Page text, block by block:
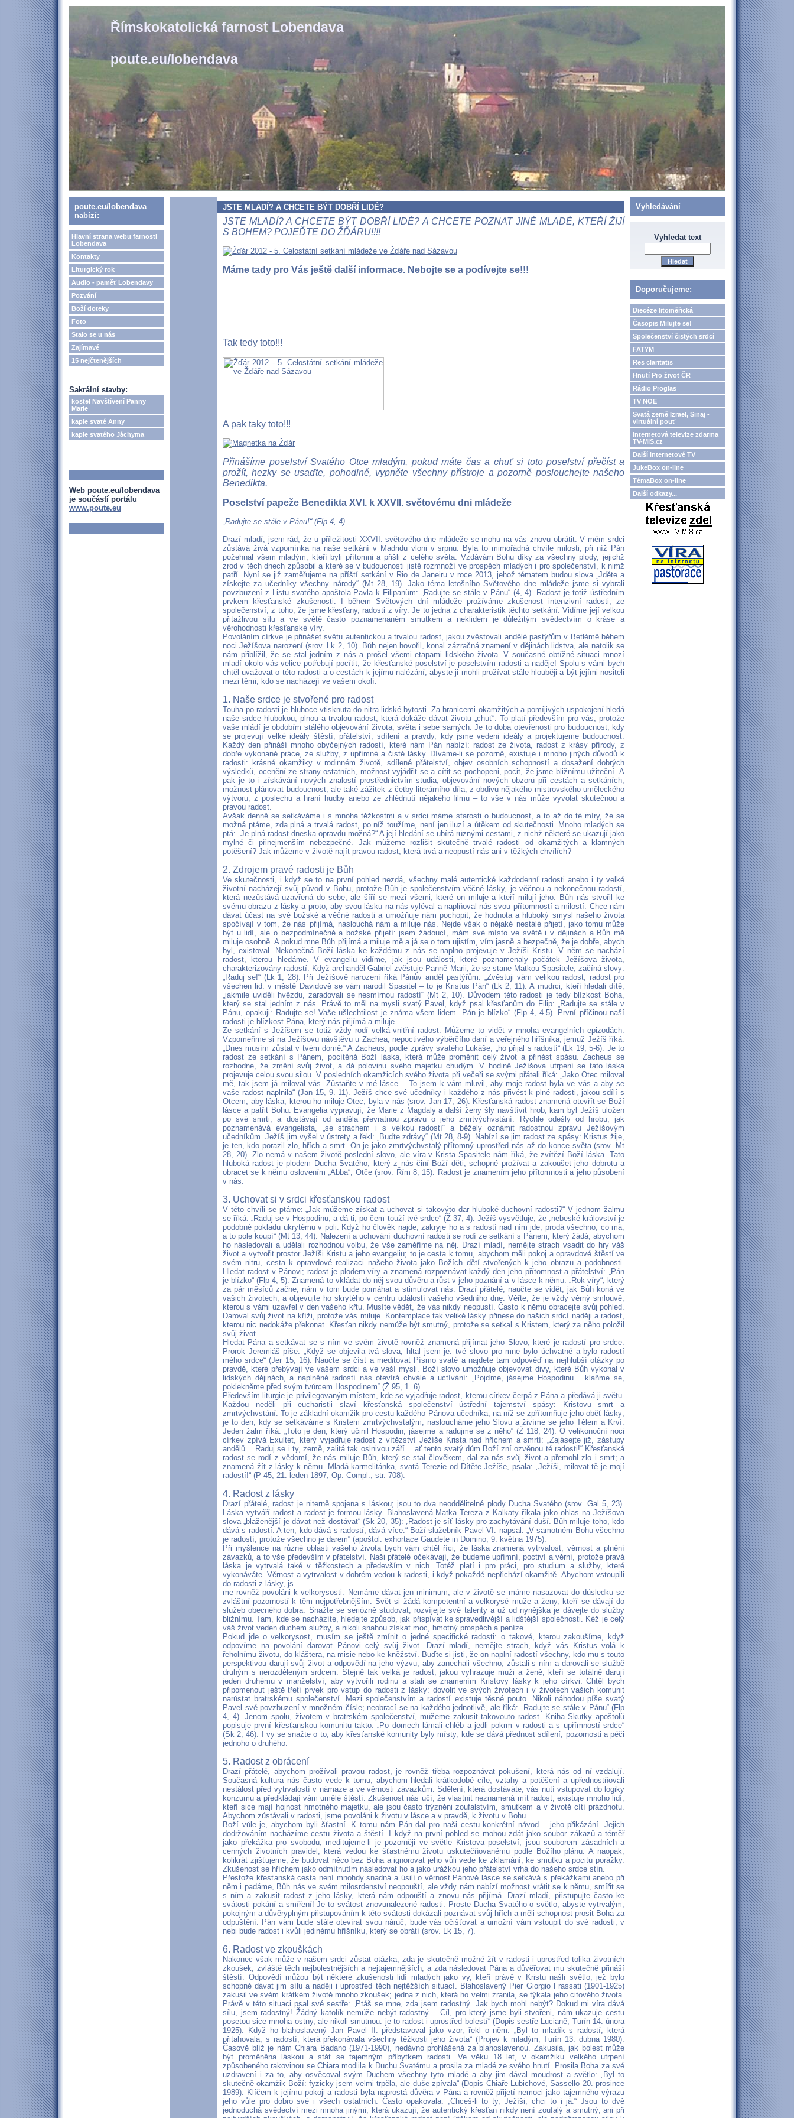
Římskokatolická farnost Lobendava
poute.eu/lobendava
poute.eu/lobendava
nabízí:
Hlavní strana webu farnosti
Lobendava
Kontakty
Liturgický rok
Audio - paměť Lobendavy
Pozvání
Boží doteky
Foto
Stalo se u nás
Zajímavé
15 nejčtenějších
Sakrální stavby:
kostel Navštívení Panny
Marie
kaple svaté Anny
kaple svatého Jáchyma
Web poute.eu/lobendava
je součástí portálu
www.poute.eu
JSTE MLADÍ? A CHCETE BÝT DOBŘÍ LIDÉ?
JSTE MLADÍ? A CHCETE BÝT DOBŘÍ LIDÉ? A CHCETE POZNAT JINÉ MLADÉ, KTEŘÍ ŽIJÍ
S BOHEM? POJEĎTE DO ŽĎÁRU!!!!
Máme tady pro Vás ještě další informace. Nebojte se a podívejte se!!!
Tak tedy toto!!!
A pak taky toto!!!
Přinášíme poselství Svatého Otce mladým, pokud máte čas a chuť si toto poselství přečíst a
prožít, hezky se usaďte, pohodlně, vypněte všechny přístroje a pozorně poslouchejte našeho
Benedikta.
Poselství papeže Benedikta XVI. k XXVII. světovému dni mládeže
„Radujte se stále v Pánu!“ (Flp 4, 4)
Drazí mladí, jsem rád, že u příležitosti XXVII. světového dne mládeže se mohu na vás znovu obrátit. V mém srdci
zůstává živá vzpomínka na naše setkání v Madridu vloni v srpnu. Byla to mimořádná chvíle milosti, při níž Pán
požehnal všem mladým, kteří byli přítomni a přišli z celého světa. Vzdávám Bohu díky za všechny plody, jejichž
zrod v těch dnech způsobil a které se v budoucnosti jistě rozmnoží ve prospěch mladých i pro společenství, k nimž
patří. Nyní se již zaměřujeme na příští setkání v Rio de Janeiru v roce 2013, jehož tématem budou slova „Jděte a
získejte za učedníky všechny národy“ (Mt 28, 19). Jako téma letošního Světového dne mládeže jsme si vybrali
povzbuzení z Listu svatého apoštola Pavla k Filipanům: „Radujte se stále v Pánu“ (4, 4). Radost je totiž ústředním
prvkem křesťanské zkušenosti. I během Světových dní mládeže prožíváme zkušenost intenzivní radosti, ze
společenství, z toho, že jsme křesťany, radosti z víry. Je to jedna z charakteristik těchto setkání. Vidíme její velkou
přitažlivou sílu a ve světě často poznamenaném smutkem a neklidem je důležitým svědectvím o kráse a
věrohodnosti křesťanské víry.
Povoláním církve je přinášet světu autentickou a trvalou radost, jakou zvěstovali andělé pastýřům v Betlémě během
noci Ježíšova narození (srov. Lk 2, 10). Bůh nejen hovořil, konal zázračná znamení v dějinách lidstva, ale natolik se
nám přiblížil, že se stal jedním z nás a prošel všemi etapami lidského života. V současné obtížné situaci mnozí
mladí okolo vás velice potřebují pocítit, že křesťanské poselství je poselstvím radosti a naděje! Spolu s vámi bych
chtěl uvažovat o této radosti a o cestách k jejímu nalézání, abyste ji mohli prožívat stále hlouběji a být jejími nositeli
mezi těmi, kdo se nacházejí ve vašem okolí.
1. Naše srdce je stvořené pro radost
Touha po radosti je hluboce vtisknuta do nitra lidské bytosti. Za hranicemi okamžitých a pomíjivých uspokojení hledá
naše srdce hlubokou, plnou a trvalou radost, která dokáže dávat životu „chuť“. To platí především pro vás, protože
vaše mládí je obdobím stálého objevování života, světa i sebe samých. Je to doba otevřenosti pro budoucnost, kdy
se projevují velké ideály štěstí, přátelství, sdílení a pravdy, kdy jsme vedeni ideály a projektujeme budoucnost.
Každý den přináší mnoho obyčejných radostí, které nám Pán nabízí: radost ze života, radost z krásy přírody, z
dobře vykonané práce, ze služby, z upřímné a čisté lásky. Díváme-li se pozorně, existuje i mnoho jiných důvodů k
radosti: krásné okamžiky v rodinném životě, sdílené přátelství, objev osobních schopností a dosažení dobrých
výsledků, ocenění ze strany ostatních, možnost vyjádřit se a cítit se pochopeni, pocit, že jsme bližnímu užiteční. A
pak je to i získávání nových znalostí prostřednictvím studia, objevování nových obzorů při cestách a setkáních,
možnost plánovat budoucnost; ale také zážitek z četby literárního díla, z obdivu nějakého mistrovského uměleckého
výtvoru, z poslechu a hraní hudby anebo ze zhlédnutí nějakého filmu – to vše v nás může vyvolat skutečnou a
pravou radost.
Avšak denně se setkáváme i s mnoha těžkostmi a v srdci máme starosti o budoucnost, a to až do té míry, že se
možná ptáme, zda plná a trvalá radost, po níž toužíme, není jen iluzí a útěkem od skutečnosti. Mnoho mladých se
ptá: „Je plná radost dneska opravdu možná?“ A její hledání se ubírá různými cestami, z nichž některé se ukazují jako
mylné či přinejmenším nebezpečné. Jak můžeme rozlišit skutečně trvalé radosti od okamžitých a klamných
potěšení? Jak můžeme v životě najít pravou radost, která trvá a neopustí nás ani v těžkých chvílích?
2. Zdrojem pravé radosti je Bůh
Ve skutečnosti, i když se to na první pohled nezdá, všechny malé autentické každodenní radosti anebo i ty velké
životní nacházejí svůj původ v Bohu, protože Bůh je společenstvím věčné lásky, je věčnou a nekonečnou radostí,
která nezůstává uzavřená do sebe, ale šíří se mezi všemi, které on miluje a kteří milují jeho. Bůh nás stvořil ke
svému obrazu z lásky a proto, aby svou lásku na nás vyléval a naplňoval nás svou přítomností a milostí. Chce nám
dávat účast na své božské a věčné radosti a umožňuje nám pochopit, že hodnota a hluboký smysl našeho života
spočívají v tom, že nás přijímá, naslouchá nám a miluje nás. Nejde však o nějaké nestálé přijetí, jako tomu může
být u lidí, ale o bezpodmínečné a božské přijetí: jsem žádoucí, mám své místo ve světě i v dějinách a Bůh mě
miluje osobně. A pokud mne Bůh přijímá a miluje mě a já se o tom ujistím, vím jasně a bezpečně, že je dobře, abych
byl, existoval. Nekonečná Boží láska ke každému z nás se naplno projevuje v Ježíši Kristu. V něm se nachází
radost, kterou hledáme. V evangeliu vidíme, jak jsou události, které poznamenaly počátek Ježíšova života,
charakterizovány radostí. Když archanděl Gabriel zvěstuje Panně Marii, že se stane Matkou Spasitele, začíná slovy:
„Raduj se!“ (Lk 1, 28). Při Ježíšově narození říká Pánův anděl pastýřům: „Zvěstuji vám velikou radost, radost pro
všechen lid: v městě Davidově se vám narodil Spasitel – to je Kristus Pán“ (Lk 2, 11). A mudrci, kteří hledali dítě,
„jakmile uviděli hvězdu, zaradovali se nesmírnou radostí“ (Mt 2, 10). Důvodem této radosti je tedy blízkost Boha,
který se stal jedním z nás. Právě to měl na mysli svatý Pavel, když psal křesťanům do Filip: „Radujte se stále v
Pánu, opakuji: Radujte se! Vaše ušlechtilost je známa všem lidem. Pán je blízko“ (Flp 4, 4-5). První příčinou naší
radosti je blízkost Pána, který nás přijímá a miluje.
Ze setkání s Ježíšem se totiž vždy rodí velká vnitřní radost. Můžeme to vidět v mnoha evangelních epizodách.
Vzpomeňme si na Ježíšovu návštěvu u Zachea, nepoctivého výběrčího daní a veřejného hříšníka, jemuž Ježíš říká:
„Dnes musím zůstat v tvém domě.“ A Zacheus, podle zprávy svatého Lukáše, „ho přijal s radostí“ (Lk 19, 5-6). Je to
radost ze setkání s Pánem, pocítěná Boží láska, která může proměnit celý život a přinést spásu. Zacheus se
rozhodne, že změní svůj život, a dá polovinu svého majetku chudým. V hodině Ježíšova utrpení se tato láska
projevuje celou svou silou. V posledních okamžicích svého života při večeři se svými přáteli říká: „Jako Otec miloval
mě, tak jsem já miloval vás. Zůstaňte v mé lásce… To jsem k vám mluvil, aby moje radost byla ve vás a aby se
vaše radost naplnila“ (Jan 15, 9. 11). Ježíš chce své učedníky i každého z nás přivést k plné radosti, jakou sdílí s
Otcem, aby láska, kterou ho miluje Otec, byla v nás (srov. Jan 17, 26). Křesťanská radost znamená otevřít se Boží
lásce a patřit Bohu. Evangelia vypravují, že Marie z Magdaly a další ženy šly navštívit hrob, kam byl Ježíš uložen
po své smrti, a dostávají od anděla převratnou zprávu o jeho zmrtvýchvstání. Rychle odešly od hrobu, jak
poznamenává evangelista, „se strachem i s velkou radostí“ a běžely oznámit radostnou zprávu Ježíšovým
učedníkům. Ježíš jim vyšel v ústrety a řekl: „Buďte zdrávy“ (Mt 28, 8-9). Nabízí se jim radost ze spásy: Kristus žije,
je ten, kdo porazil zlo, hřích a smrt. On je jako zmrtvýchvstalý přítomný uprostřed nás až do konce světa (srov. Mt
28, 20). Zlo nemá v našem životě poslední slovo, ale víra v Krista Spasitele nám říká, že zvítězí Boží láska. Tato
hluboká radost je plodem Ducha Svatého, který z nás činí Boží děti, schopné prožívat a zakoušet jeho dobrotu a
obracet se k němu oslovením „Abba“, Otče (srov. Řím 8, 15). Radost je znamením jeho přítomnosti a jeho působení
v nás.
3. Uchovat si v srdci křesťanskou radost
V této chvíli se ptáme: „Jak můžeme získat a uchovat si takovýto dar hluboké duchovní radosti?“ V jednom žalmu
se říká: „Raduj se v Hospodinu, a dá ti, po čem touží tvé srdce“ (Ž 37, 4). Ježíš vysvětluje, že „nebeské království je
podobné pokladu ukrytému v poli. Když ho člověk najde, zakryje ho a s radostí nad ním jde, prodá všechno, co má,
a to pole koupí“ (Mt 13, 44). Nalezení a uchování duchovní radosti se rodí ze setkání s Pánem, který žádá, abychom
ho následovali a udělali rozhodnou volbu, že vše zaměříme na něj. Drazí mladí, nemějte strach vsadit do hry váš
život a vytvořit prostor Ježíši Kristu a jeho evangeliu; to je cesta k tomu, abychom měli pokoj a opravdové štěstí ve
svém nitru, cesta k opravdové realizaci našeho života jako Božích dětí stvořených k jeho obrazu a podobnosti.
Hledat radost v Pánovi; radost je plodem víry a znamená rozpoznávat každý den jeho přítomnost a přátelství: „Pán
je blízko“ (Flp 4, 5). Znamená to vkládat do něj svou důvěru a růst v jeho poznání a v lásce k němu. „Rok víry“, který
za pár měsíců začne, nám v tom bude pomáhat a stimulovat nás. Drazí přátelé, naučte se vidět, jak Bůh koná ve
vašich životech, a objevujte ho skrytého v centru událostí vašeho všedního dne. Věřte, že je vždy věrný smlouvě,
kterou s vámi uzavřel v den vašeho křtu. Musíte vědět, že vás nikdy neopustí. Často k němu obracejte svůj pohled.
Daroval svůj život na kříži, protože vás miluje. Kontemplace tak veliké lásky přinese do našich srdcí naději a radost,
kterou nic nedokáže překonat. Křesťan nikdy nemůže být smutný, protože se setkal s Kristem, který za něho položil
svůj život.
Hledat Pána a setkávat se s ním ve svém životě rovněž znamená přijímat jeho Slovo, které je radostí pro srdce.
Prorok Jeremiáš píše: „Když se objevila tvá slova, hltal jsem je: tvé slovo pro mne bylo úchvatné a bylo radostí
mého srdce“ (Jer 15, 16). Naučte se číst a meditovat Písmo svaté a najdete tam odpověď na nejhlubší otázky po
pravdě, které přebývají ve vašem srdci a ve vaší mysli. Boží slovo umožňuje objevovat divy, které Bůh vykonal v
lidských dějinách, a naplněné radostí nás otevírá chvále a uctívání: „Pojďme, jásejme Hospodinu… klaňme se,
poklekněme před svým tvůrcem Hospodinem“ (Ž 95, 1. 6).
Především liturgie je privilegovaným místem, kde se vyjadřuje radost, kterou církev čerpá z Pána a předává ji světu.
Každou neděli při eucharistii slaví křesťanská společenství ústřední tajemství spásy: Kristovu smrt a
zmrtvýchvstání. To je základní okamžik pro cestu každého Pánova učedníka, na níž se zpřítomňuje jeho oběť lásky;
je to den, kdy se setkáváme s Kristem zmrtvýchvstalým, nasloucháme jeho Slovu a živíme se jeho Tělem a Krví.
Jeden žalm říká: „Toto je den, který učinil Hospodin, jásejme a radujme se z něho“ (Ž 118, 24). O velikonoční noci
církev zpívá Exultet, který vyjadřuje radost z vítězství Ježíše Krista nad hříchem a smrtí: „Zajásejte již, zástupy
andělů… Raduj se i ty, země, zalitá tak oslnivou září… ať tento svatý dům Boží zní ozvěnou té radosti!“ Křesťanská
radost se rodí z vědomí, že nás miluje Bůh, který se stal člověkem, dal za nás svůj život a přemohl zlo i smrt; a
znamená žít z lásky k němu. Mladá karmelitánka, svatá Terezie od Dítěte Ježíše, psala: „Ježíši, milovat tě je mojí
radostí!“ (P 45, 21. leden 1897, Op. Compl., str. 708).
4. Radost z lásky
Drazí přátelé, radost je niterně spojena s láskou; jsou to dva neoddělitelné plody Ducha Svatého (srov. Gal 5, 23).
Láska vytváří radost a radost je formou lásky. Blahoslavená Matka Tereza z Kalkaty říkala jako ohlas na Ježíšova
slova „blaženější je dávat než dostávat“ (Sk 20, 35): „Radost je síť lásky pro zachytávání duší. Bůh miluje toho, kdo
dává s radostí. A ten, kdo dává s radostí, dává více.“ Boží služebník Pavel VI. napsal: „V samotném Bohu všechno
je radostí, protože všechno je darem“ (apoštol. exhortace Gaudete in Domino, 9. května 1975).
Při myšlence na různé oblasti vašeho života bych vám chtěl říci, že láska znamená vytrvalost, věrnost a plnění
závazků, a to vše především v přátelství. Naši přátelé očekávají, že budeme upřímní, poctiví a věrní, protože pravá
láska je vytrvalá také v těžkostech a především v nich. Totéž platí i pro práci, pro studium a služby, které
vykonáváte. Věrnost a vytrvalost v dobrém vedou k radosti, i když pokaždé nepřichází okamžitě. Abychom vstoupili
do radosti z lásky, js
me rovněž povoláni k velkorysosti. Nemáme dávat jen minimum, ale v životě se máme nasazovat do důsledku se
zvláštní pozorností k těm nejpotřebnějším. Svět si žádá kompetentní a velkorysé muže a ženy, kteří se dávají do
služeb obecného dobra. Snažte se seriózně studovat; rozvíjejte své talenty a už od nynějška je dávejte do služby
bližnímu. Tam, kde se nacházíte, hledejte způsob, jak přispívat ke spravedlivější a lidštější společnosti. Kéž je celý
váš život veden duchem služby, a nikoli snahou získat moc, hmotný prospěch a peníze.
Pokud jde o velkorysost, musím se ještě zmínit o jedné specifické radosti: o takové, kterou zakoušíme, když
odpovíme na povolání darovat Pánovi celý svůj život. Drazí mladí, nemějte strach, když vás Kristus volá k
řeholnímu životu, do kláštera, na misie nebo ke kněžství. Buďte si jisti, že on naplní radostí všechny, kdo mu s touto
perspektivou darují svůj život a odpovědí na jeho výzvu, aby zanechali všechno, zůstali s ním a darovali se službě
druhým s nerozděleným srdcem. Stejně tak velká je radost, jakou vyhrazuje muži a ženě, kteří se totálně darují
jeden druhému v manželství, aby vytvořili rodinu a stali se znamením Kristovy lásky k jeho církvi. Chtěl bych
připomenout ještě třetí prvek pro vstup do radosti z lásky: dovolit ve svých životech i v životech vašich komunit
narůstat bratrskému společenství. Mezi společenstvím a radostí existuje těsné pouto. Nikoli náhodou píše svatý
Pavel své povzbuzení v množném čísle; neobrací se na každého jednotlivě, ale říká: „Radujte se stále v Pánu“ (Flp
4, 4). Jenom spolu, životem v bratrském společenství, můžeme zakusit takovouto radost. Kniha Skutky apoštolů
popisuje první křesťanskou komunitu takto: „Po domech lámali chléb a jedli pokrm v radosti a s upřímností srdce“
(Sk 2, 46). I vy se snažte o to, aby křesťanské komunity byly místy, kde se dává přednost sdílení, pozornosti a péči
jednoho o druhého.
5. Radost z obrácení
Drazí přátelé, abychom prožívali pravou radost, je rovněž třeba rozpoznávat pokušení, která nás od ní vzdalují.
Současná kultura nás často vede k tomu, abychom hledali krátkodobé cíle, vztahy a potěšení a upřednostňovali
nestálost před vytrvalostí v námaze a ve věrnosti závazkům. Sdělení, která dostáváte, vás nutí vstupovat do logiky
konzumu a předkládají vám umělé štěstí. Zkušenost nás učí, že vlastnit neznamená mít radost; existuje mnoho lidí,
kteří sice mají hojnost hmotného majetku, ale jsou často trýzněni zoufalstvím, smutkem a v životě cítí prázdnotu.
Abychom zůstávali v radosti, jsme povoláni k životu v lásce a v pravdě, k životu v Bohu.
Boží vůle je, abychom byli šťastní. K tomu nám Pán dal pro naši cestu konkrétní návod – jeho přikázání. Jejich
dodržováním nacházíme cestu života a štěstí. I když na první pohled se mohou zdát jako soubor zákazů a téměř
jako překážka pro svobodu, meditujeme-li je pozorněji ve světle Kristova poselství, jsou souborem zásadních a
cenných životních pravidel, která vedou ke šťastnému životu uskutečňovanému podle Božího plánu. A naopak,
kolikrát zjišťujeme, že budovat něco bez Boha a ignorovat jeho vůli vede ke zklamání, ke smutku a pocitu porážky.
Zkušenost se hříchem jako odmítnutím následovat ho a jako urážkou jeho přátelství vrhá do našeho srdce stín.
Přestože křesťanská cesta není mnohdy snadná a úsilí o věrnost Pánově lásce se setkává s překážkami anebo při
něm i padáme, Bůh nás ve svém milosrdenství neopouští, ale vždy nám nabízí možnost vrátit se k němu, smířit se
s ním a zakusit radost z jeho lásky, která nám odpouští a znovu nás přijímá. Drazí mladí, přistupujte často ke
svátosti pokání a smíření! Je to svátost znovunalezené radosti. Proste Ducha Svatého o světlo, abyste vytrvalým,
pokojným a důvěryplným přistupováním k této svátosti dokázali poznávat svůj hřích a měli schopnost prosit Boha za
odpuštění. Pán vám bude stále otevírat svou náruč, bude vás očišťovat a umožní vám vstoupit do své radosti; v
nebi bude radost i kvůli jedinému hříšníku, který se obrátí (srov. Lk 15, 7).
6. Radost ve zkouškách
Nakonec však může v našem srdci zůstat otázka, zda je skutečně možné žít v radosti i uprostřed tolika životních
zkoušek, zvláště těch nejbolestnějších a nejtajemnějších, a zda následovat Pána a důvěřovat mu skutečně přináší
štěstí. Odpovědí můžou být některé zkušenosti lidí mladých jako vy, kteří právě v Kristu našli světlo, jež bylo
schopné dávat jim sílu a naději i uprostřed těch nejtěžších situací. Blahoslavený Pier Giorgio Frassati (1901-1925)
zakusil ve svém krátkém životě mnoho zkoušek; jedna z nich, která ho velmi zranila, se týkala jeho citového života.
Právě v této situaci psal své sestře: „Ptáš se mne, zda jsem radostný. Jak bych mohl nebýt? Dokud mi víra dává
sílu, jsem radostný! Žádný katolík nemůže nebýt radostný… Cíl, pro který jsme byli stvořeni, nám ukazuje cestu
posetou sice mnoha ostny, ale nikoli smutnou: je to radost i uprostřed bolestí“ (Dopis sestře Lucianě, Turín 14. února
1925). Když ho blahoslavený Jan Pavel II. představoval jako vzor, řekl o něm: „Byl to mladík s radostí, která
přitahovala, s radostí, která překonávala všechny těžkosti jeho života“ (Projev k mladým, Turín 13. dubna 1980).
Časově blíž je nám Chiara Badano (1971-1990), nedávno prohlášená za blahoslavenou. Zakusila, jak bolest může
být proměněna láskou a stát se tajemným příbytkem radosti. Ve věku 18 let, v okamžiku velkého utrpení
způsobeného rakovinou se Chiara modlila k Duchu Svatému a prosila za mladé ze svého hnutí. Prosila Boha za své
uzdravení i za to, aby osvěcoval svým Duchem všechny tyto mladé a aby jim dával moudrost a světlo: „Byl to
skutečně okamžik Boží: fyzicky jsem velmi trpěla, ale duše zpívala“ (Dopis Chiaře Lubichové, Sassello 20. prosince
1989). Klíčem k jejímu pokoji a radosti byla naprostá důvěra v Pána a rovněž přijetí nemoci jako tajemného výrazu
jeho vůle pro dobro své i všech ostatních. Často opakovala: „Chceš-li to ty, Ježíši, chci to i já.“ Jsou to dvě
jednoduchá svědectví mezi mnoha jinými, která ukazují, že autentický křesťan nikdy není zoufalý a smutný, ani při
Vyhledávání
Vyhledat text
Doporučujeme:
Diecéze litoměřická
Časopis Milujte se!
Společenství čistých srdcí
FATYM
Res claritatis
Hnutí Pro život ČR
Rádio Proglas
TV NOE
Svatá země Izrael, Sinaj -
virtuální pouť
Internetová televize zdarma
TV-MIS.cz
Další internetové TV
JukeBox on-line
TémaBox on-line
Další odkazy...